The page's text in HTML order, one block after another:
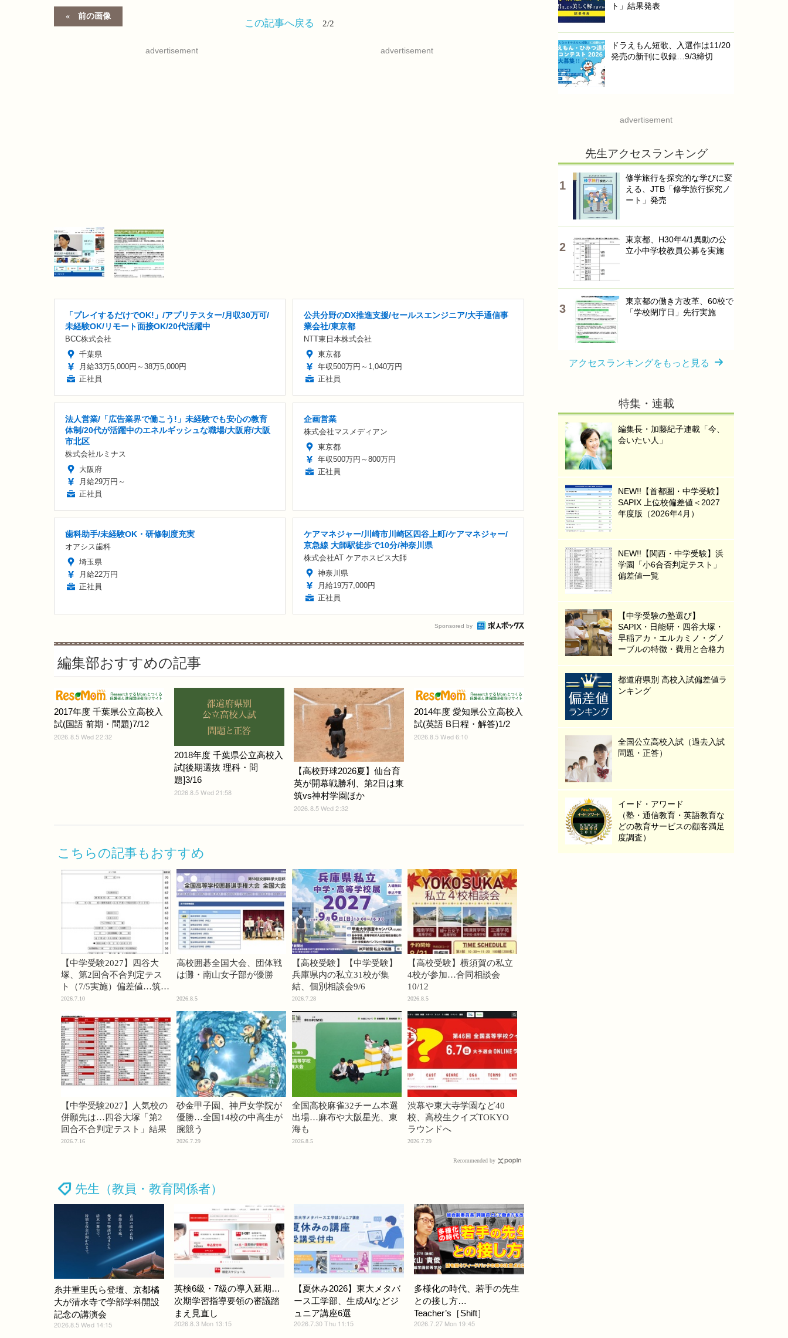
前の画像
この記事へ戻る 2/2
advertisement advertisement
「プレイするだけでOK!」/アプリテスター/月収30万可/
未経験OK/リモート面接OK/20代活躍中
BCC株式会社
千葉県
月給33万5,000円～38万5,000円
正社員
公共分野のDX推進支援/セールスエンジニア/大手通信事
業会社/東京都
NTT東日本株式会社
東京都
年収500万円～1,040万円
正社員
法人営業/「広告業界で働こう!」未経験でも安心の教育
体制/20代が活躍中のエネルギッシュな職場/大阪府/大阪
市北区
株式会社ルミナス
大阪府
月給29万円～
正社員
企画営業
株式会社マスメディアン
東京都
年収500万円～800万円
正社員
歯科助手/未経験OK・研修制度充実
オアシス歯科
埼玉県
月給22万円
正社員
ケアマネジャー/川崎市川崎区四谷上町/ケアマネジャー/
京急線 大師駅徒歩で10分/神奈川県
株式会社AT ケアホスピス大師
神奈川県
月給19万7,000円
正社員
Sponsored by
編集部おすすめの記事
2017年度 千葉県公立高校入
試(国語 前期・問題)7/12
2026.8.5 Wed 22:32
2018年度 千葉県公立高校入
試[後期選抜 理科・問
題]3/16
2026.8.5 Wed 21:58
【高校野球2026夏】仙台育
英が開幕戦勝利、第2日は東
筑vs神村学園ほか
2026.8.5 Wed 2:32
2014年度 愛知県公立高校入
試(英語 B日程・解答)1/2
2026.8.5 Wed 6:10
こちらの記事もおすすめ
【中学受験2027】四谷大
塚、第2回合不合判定テス
ト（7/5実施）偏差値…筑駒
74・桜蔭70＜PR＞
2026.7.10
高校囲碁全国大会、団体戦
は灘・南山女子部が優勝
2026.8.5
【高校受験】【中学受験】
兵庫県内の私立31校が集
結、個別相談会9/6
2026.7.28
【高校受験】横須賀の私立
4校が参加…合同相談会
10/12
2026.8.5
【中学受験2027】人気校の
併願先は…四谷大塚「第2
回合不合判定テスト」結果
2026.7.16
砂金甲子園、神戸女学院が
優勝…全国14校の中高生が
腕競う
2026.7.29
全国高校麻雀32チーム本選
出場…麻布や大阪星光、東
海も
2026.8.5
渋幕や東大寺学園など40
校、高校生クイズTOKYO
ラウンドへ
2026.7.29
Recommended by
先生（教員・教育関係者）
糸井重里氏ら登壇、京都橘
大が清水寺で学部学科開設
記念の講演会
2026.8.5 Wed 14:15
英検6級・7級の導入延期…
次期学習指導要領の審議踏
まえ見直し
2026.8.3 Mon 13:15
【夏休み2026】東大メタバ
ース工学部、生成AIなどジ
ュニア講座6選
2026.7.30 Thu 11:15
多様化の時代、若手の先生
との接し方…
Teacher’s［Shift］
2026.7.27 Mon 19:45
ト」結果発表
ドラえもん短歌、入選作は11/20
発売の新刊に収録…9/3締切
advertisement
先生アクセスランキング
修学旅行を探究的な学びに変
える、JTB「修学旅行探究ノ
ート」発売
東京都、H30年4/1異動の公
立小中学校教員公募を実施
東京都の働き方改革、60校で
「学校閉庁日」先行実施
アクセスランキングをもっと見る
特集・連載
編集長・加藤紀子連載「今、
会いたい人」
NEW!!【首都圏・中学受験】
SAPIX 上位校偏差値＜2027
年度版（2026年4月）
NEW!!【関西・中学受験】浜
学園「小6合否判定テスト」
偏差値一覧
【中学受験の塾選び】
SAPIX・日能研・四谷大塚・
早稲アカ・エルカミノ・グノ
ーブルの特徴・費用と合格力
都道府県別 高校入試偏差値ラ
ンキング
全国公立高校入試（過去入試
問題・正答）
イード・アワード
（塾・通信教育・英語教育な
どの教育サービスの顧客満足
度調査）